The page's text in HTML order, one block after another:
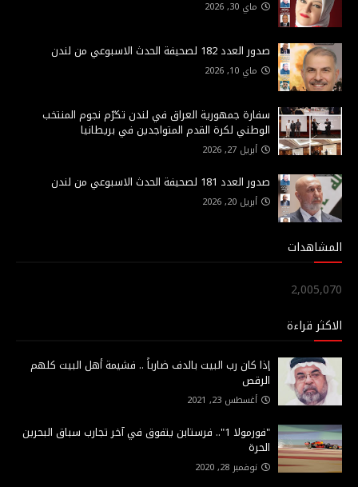
ماي 30, 2026
صدور العدد 182 لصحيفة الحدث الاسبوعي من لندن
ماي 10, 2026
سفارة جمهورية العراق في لندن تكرّم نجوم المنتخب
الوطني لكرة القدم المتواجدين في بريطانيا
أبريل 27, 2026
صدور العدد 181 لصحيفة الحدث الاسبوعي من لندن
أبريل 20, 2026
المشاهدات
2,005,070
الاكثر قراءة
إذا كان رب البيت بالدف ضارباً .. فشيمة أهل البيت كلهم
الرقص
أغسطس 23, 2021
"فورمولا 1".. فرستابن يتفوق في آخر تجارب سباق البحرين
الحرة
نوفمبر 28, 2020